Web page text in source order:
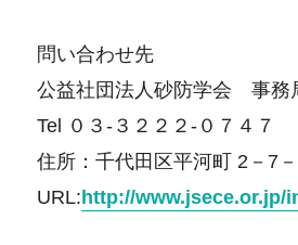
問い合わせ先
公益社団法人砂防学会 事務
Tel ０３‐３２２２-０７４７
住所：千代田区平河町 2－7
URL:http://www.jsece.or.jp/